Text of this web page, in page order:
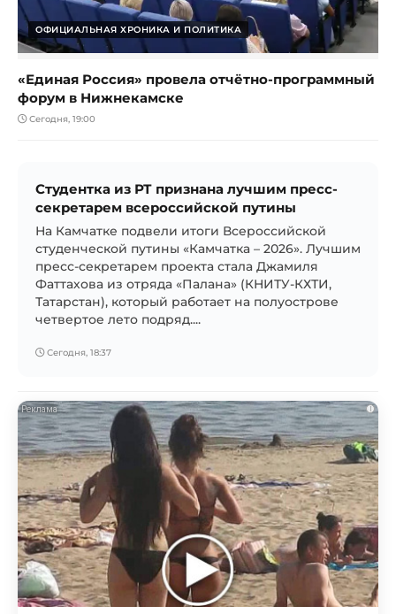
ОФИЦИАЛЬНАЯ ХРОНИКА И ПОЛИТИКА
«Единая Россия» провела отчётно-программный
форум в Нижнекамске
Сегодня, 19:00
Студентка из РТ признана лучшим пресс-
секретарем всероссийской путины
На Камчатке подвели итоги Всероссийской
студенческой путины «Камчатка – 2026». Лучшим
пресс-секретарем проекта стала Джамиля
Фаттахова из отряда «Палана» (КНИТУ-КХТИ,
Татарстан), который работает на полуострове
четвертое лето подряд....
Сегодня, 18:37
i